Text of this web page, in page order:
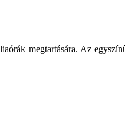
megtartására. Az